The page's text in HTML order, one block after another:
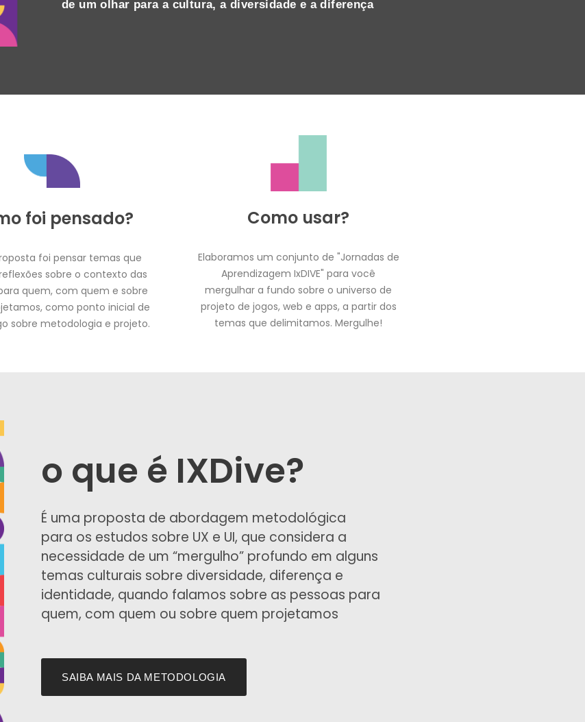
de um olhar para a cultura, a diversidade e a diferença
foi pensado?
foi pensar temas que
sobre o contexto das
quem, com quem e sobre
como ponto inicial de
sobre metodologia e projeto.
Como usar?
Elaboramos um conjunto de "Jornadas de
Aprendizagem IxDIVE" para você
mergulhar a fundo sobre o universo de
projeto de jogos, web e apps, a partir dos
temas que delimitamos. Mergulhe!
o que é IXDive?
É uma proposta de abordagem metodológica
para os estudos sobre UX e UI, que considera a
necessidade de um “mergulho” profundo em alguns
temas culturais sobre diversidade, diferença e
identidade, quando falamos sobre as pessoas para
quem, com quem ou sobre quem projetamos
SAIBA MAIS DA METODOLOGIA